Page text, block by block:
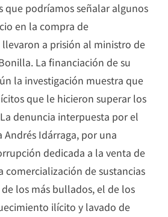
que podríamos señalar algunos
en la compra de
a prisión al ministro de
La financiación de su
la investigación muestra que
que le hicieron superar los
denuncia interpuesta por el
Idárraga, por una
dedicada a la venta de
comercialización de sustancias
los más bullados, el de los
ilícito y lavado de